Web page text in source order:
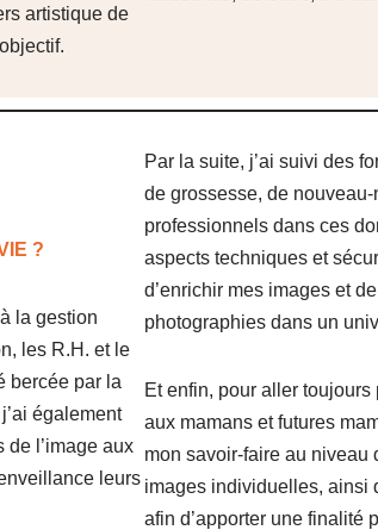
artistique de
?
la gestion
les R.H. et le
bercée par la
également
de l’image aux
leurs
Par la suite, j’ai suivi des
de grossesse, de
professionnels dans ces
aspects techniques et
d’enrichir mes images et
photographies dans un
Et enfin, pour aller
aux mamans et futures
mon savoir-faire au niveau
images individuelles, ainsi
afin d’apporter une finalité